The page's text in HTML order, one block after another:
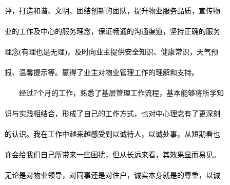
评，打造和谐、文明、团结创新的团队，提升物业服务品质，宣传物
业的工作及中心的服务理念，保证畅通的沟通渠道，坚持正确的服务
理念(有理也是无理)，及时向业主提供安全知识、健康常识，天气预
报、温馨提示等。嬴得了业主对物业管理工作的理解和支持。
经过7个月的工作，熟悉了基层管理工作流程，基本能够将所学知
识与实践相结合，形成了自己的工作方式，也对中心理念有了更深刻
的认识。我在工作中越来越感受到以诚待人，以诚处事，从短期看也
许会给我们自己所带来一些困扰，但从长远来看，其效果显而易见。
无论是对物业领导，对同事还是对住户，诚实本身就是的尊重，以诚